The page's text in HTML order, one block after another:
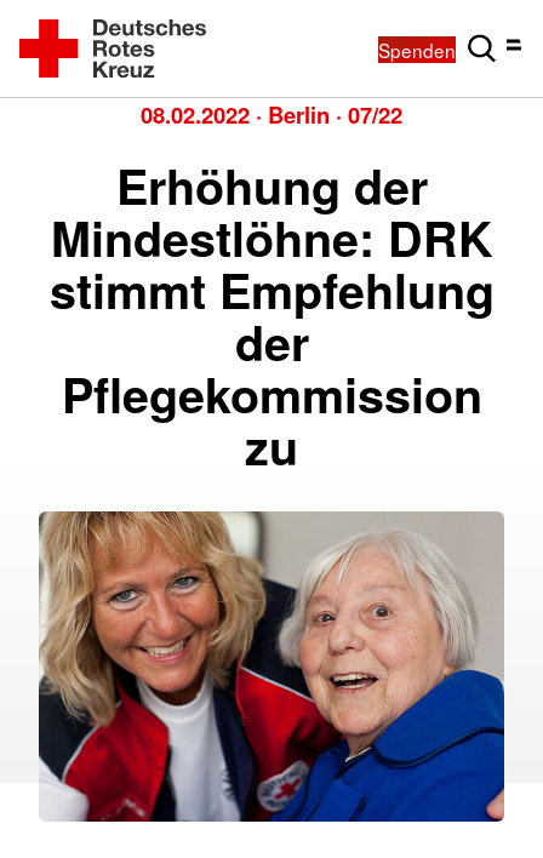
Spenden
08.02.2022 · Berlin · 07/22
Erhöhung der
Mindestlöhne: DRK
stimmt Empfehlung
der
Pflegekommission
zu